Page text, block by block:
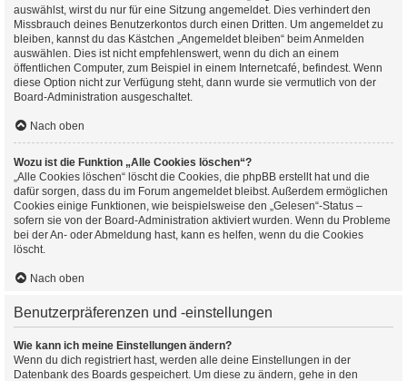
auswählst, wirst du nur für eine Sitzung angemeldet. Dies verhindert den
Missbrauch deines Benutzerkontos durch einen Dritten. Um angemeldet zu
bleiben, kannst du das Kästchen „Angemeldet bleiben“ beim Anmelden
auswählen. Dies ist nicht empfehlenswert, wenn du dich an einem
öffentlichen Computer, zum Beispiel in einem Internetcafé, befindest. Wenn
diese Option nicht zur Verfügung steht, dann wurde sie vermutlich von der
Board-Administration ausgeschaltet.
Nach oben
Wozu ist die Funktion „Alle Cookies löschen“?
„Alle Cookies löschen“ löscht die Cookies, die phpBB erstellt hat und die
dafür sorgen, dass du im Forum angemeldet bleibst. Außerdem ermöglichen
Cookies einige Funktionen, wie beispielsweise den „Gelesen“-Status –
sofern sie von der Board-Administration aktiviert wurden. Wenn du Probleme
bei der An- oder Abmeldung hast, kann es helfen, wenn du die Cookies
löscht.
Nach oben
Benutzerpräferenzen und -einstellungen
Wie kann ich meine Einstellungen ändern?
Wenn du dich registriert hast, werden alle deine Einstellungen in der
Datenbank des Boards gespeichert. Um diese zu ändern, gehe in den